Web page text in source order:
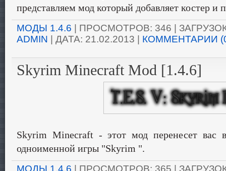
представляем мод который добавляет костер и
МОДЫ 1.4.6 | ПРОСМОТРОВ: 346 |
ADMIN | ДАТА: 21.02.2013 | КОММЕНТАРИИ
Skyrim Minecraft Mod [1.4.6]
Skyrim Minecraft - этот мод перенесет вас
одноименной игры "Skyrim ".
МОДЫ 1.4.6 | ПРОСМОТРОВ: 365 |